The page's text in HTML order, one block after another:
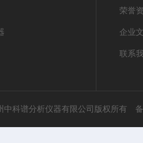
荣誉
企业
联系
中科谱分析仪器有限公司版权所有